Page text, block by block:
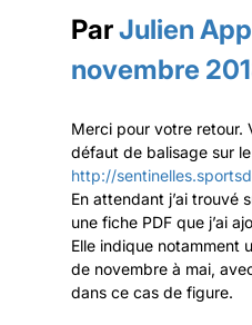
ParJulien
novembre
Merci pour votre retour.
défaut de balisage sur
http://
En attendant j’ai trouvé
une fiche PDF que j’ai
Elle indique notamment
de novembre à mai,
dans ce cas de figure.